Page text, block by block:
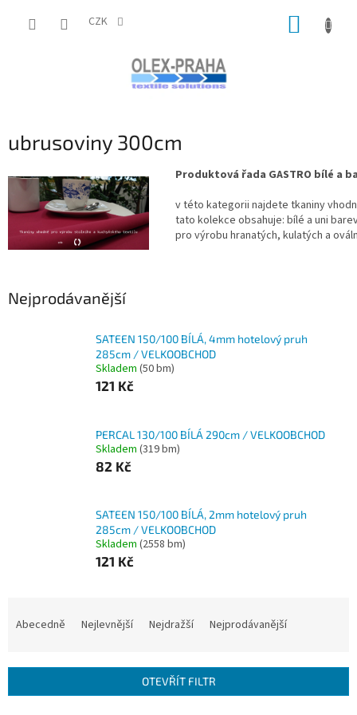
CZK
ubrusoviny 300cm
Produktová řada GASTRO bílé a
v této kategorii najdete tkaniny
tato kolekce obsahuje: bílé a uni
pro výrobu hranatých, kulatých a
Nejprodávanější
SATEEN 150/100 BÍLÁ, 4mm hotelový pruh
285cm / VELKOOBCHOD
Skladem (50 bm)
121 Kč
PERCAL 130/100 BÍLÁ 290cm / VELKOOBCHOD
Skladem (319 bm)
82 Kč
SATEEN 150/100 BÍLÁ, 2mm hotelový pruh
285cm / VELKOOBCHOD
Skladem (2558 bm)
121 Kč
í
Abecedně Nejlevnější Nejdražší Nejprodávanější
OTEVŘÍT FILTR